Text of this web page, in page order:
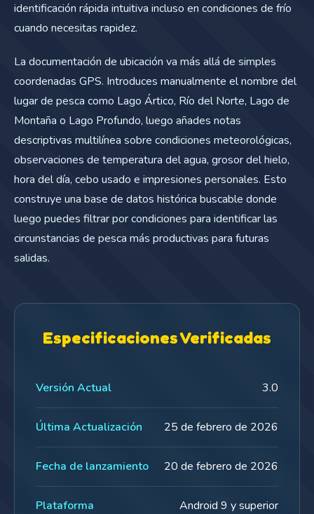
identificación rápida intuitiva incluso en condiciones de frío
cuando necesitas rapidez.
La documentación de ubicación va más allá de simples
coordenadas GPS. Introduces manualmente el nombre del
lugar de pesca como Lago Ártico, Río del Norte, Lago de
Montaña o Lago Profundo, luego añades notas
descriptivas multilínea sobre condiciones meteorológicas,
observaciones de temperatura del agua, grosor del hielo,
hora del día, cebo usado e impresiones personales. Esto
construye una base de datos histórica buscable donde
luego puedes filtrar por condiciones para identificar las
circunstancias de pesca más productivas para futuras
salidas.
Especificaciones Verificadas
Versión Actual 3.0
Última Actualización 25 de febrero de 2026
Fecha de lanzamiento 20 de febrero de 2026
Plataforma Android 9 y superior